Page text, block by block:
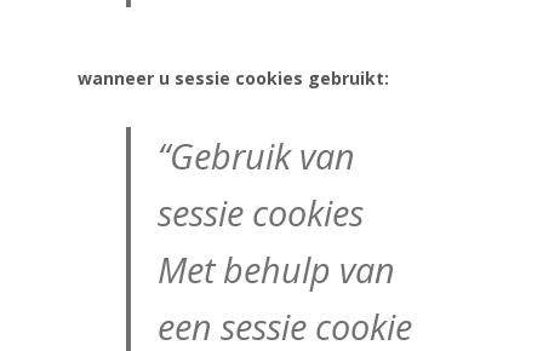
wanneer u sessie cookies gebruikt:
“Gebruik van
sessie cookies
Met behulp van
een sessie cookie